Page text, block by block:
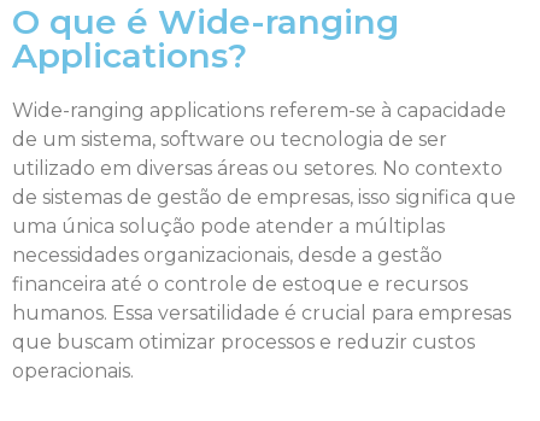
O que é Wide-ranging
Applications?
Wide-ranging applications referem-se à capacidade
de um sistema, software ou tecnologia de ser
utilizado em diversas áreas ou setores. No contexto
de sistemas de gestão de empresas, isso significa que
uma única solução pode atender a múltiplas
necessidades organizacionais, desde a gestão
financeira até o controle de estoque e recursos
humanos. Essa versatilidade é crucial para empresas
que buscam otimizar processos e reduzir custos
operacionais.